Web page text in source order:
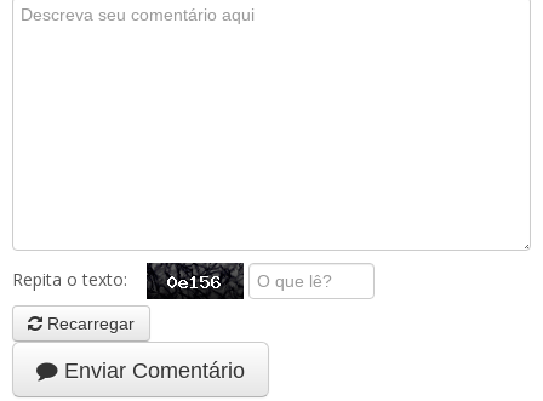
Repita o texto:
Recarregar
Enviar Comentário